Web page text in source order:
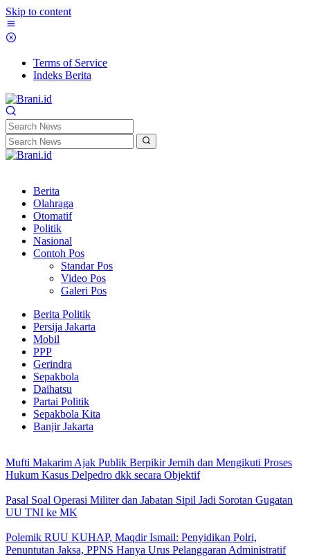
Skip to content
Terms of Service
Indeks Berita
Berita
Olahraga
Otomatif
Politik
Nasional
Contoh Pos
Standar Pos
Video Pos
Galeri Pos
Berita Politik
Persija Jakarta
Mobil
PPP
Gerindra
Sepakbola
Daihatsu
Partai Politik
Sepakbola Kita
Banjir Jakarta
Mufti Makarim Ajak Publik Berpikir Jernih dan Mengikuti Proses
Hukum Kasus Delpedro dkk secara Objektif
Pasal Soal Operasi Militer dan Jabatan Sipil Jadi Sorotan Gugatan
UU TNI ke MK
Polemik RUU KUHAP, Maqdir Ismail: Penyidikan Polri,
Penuntutan Jaksa, PPNS Hanya Urus Pelanggaran Administratif